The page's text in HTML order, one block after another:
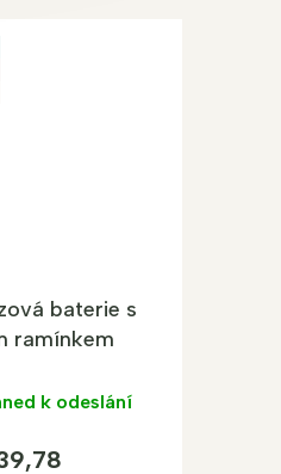
baterie s
ramínkem
k odeslání